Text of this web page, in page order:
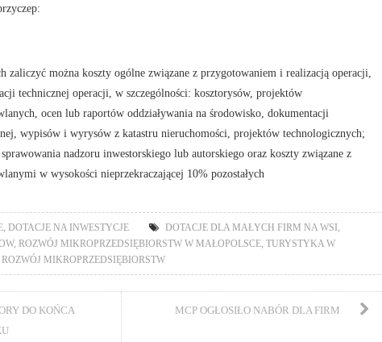
można koszty ogólne związane z przygotowaniem i realizacją operacji,
technicznej operacji, w szczególności: kosztorysów, projektów
ocen lub raportów oddziaływania na środowisko, dokumentacji
wypisów i wyrysów z katastru nieruchomości, projektów technologicznych;
nadzoru inwestorskiego lub autorskiego oraz koszty związane z
w wysokości nieprzekraczającej 10% pozostałych
, DOTACJE NA INWESTYCJE DOTACJE DLA MAŁYCH FIRM NA WSI
, ROZWÓJ MIKROPRZEDSIĘBIORSTW W MAŁOPOLSCE TURYSTYKA W
MIKROPRZEDSIĘBIORSTW
DO KOŃCA
MCP OGŁOSIŁO NABÓR DLA FIRM